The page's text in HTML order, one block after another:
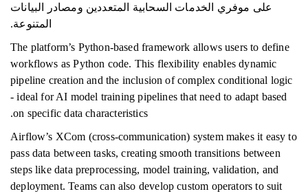
على موفري الخدمات السحابية المتعددين ومصادر البيانات
المتنوعة.
The platform’s Python-based framework allows users to define
workflows as Python code. This flexibility enables dynamic
pipeline creation and the inclusion of complex conditional logic
- ideal for AI model training pipelines that need to adapt based
on specific data characteristics.
Airflow’s XCom (cross-communication) system makes it easy to
pass data between tasks, creating smooth transitions between
steps like data preprocessing, model training, validation, and
deployment. Teams can also develop custom operators to suit